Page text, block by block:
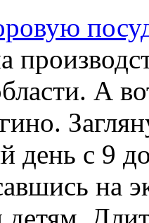
А
с 9
на